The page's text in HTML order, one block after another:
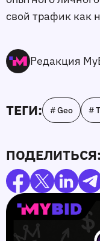
свой трафик как
Редакция
ТЕГИ: # Geo #
ПОДЕЛИТЬСЯ: